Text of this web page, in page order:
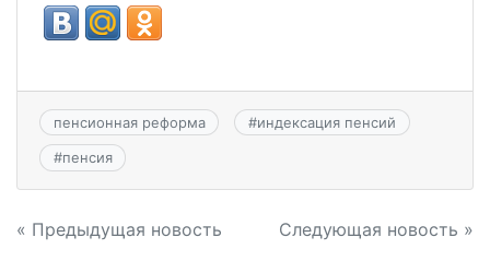
пенсионная реформа #индексация пенсий
#пенсия
Навигация
« Предыдущая новость Следующая новость »